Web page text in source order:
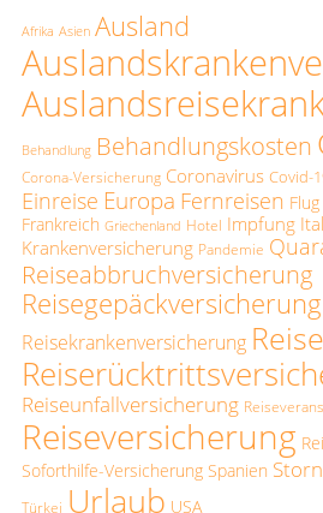
Afrika Asien Ausland
Behandlung Behandlungskosten
Corona-Versicherung Coronavirus Covid-
Einreise Europa Fernreisen Flug
Frankreich Griechenland Hotel Impfung
Krankenversicherung Pandemie
Reiseabbruchversicherung
Reisegepäckversicherung
Reisekrankenversicherung
Reiseunfallversicherung
Reiseversicherung
Soforthilfe-Versicherung Spanien
Türkei Urlaub USA